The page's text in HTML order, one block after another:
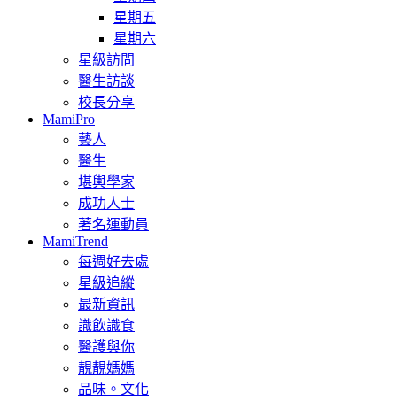
星期五
星期六
星級訪問
醫生訪談
校長分享
MamiPro
藝人
醫生
堪輿學家
成功人士
著名運動員
MamiTrend
每週好去處
星級追縱
最新資訊
識飲識食
醫護與你
靚靚媽媽
品味。文化